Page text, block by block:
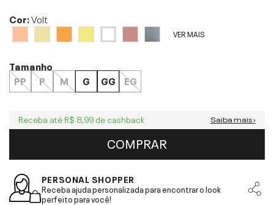
Cor:Volt
VER MAIS
Tamanho
PP
P M G GG EG
Receba até R$ 8,99 de cashback Saiba mais ›
COMPRAR
PERSONAL SHOPPER
Receba ajuda personalizada para encontrar o look
perfeito para você!